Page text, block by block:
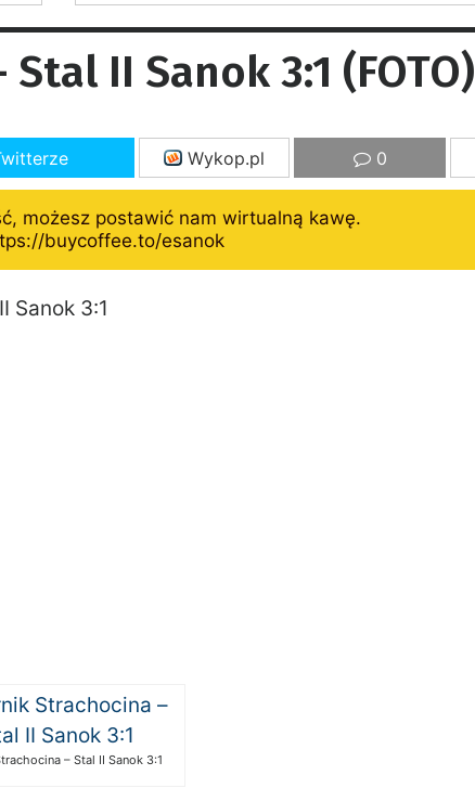
II Sanok 3:1 (FOTO)
Wykop.pl 0
możesz postawić nam wirtualną kawę.
buycoffee.to/esanok
Sanok 3:1
– Stal II Sanok 3:1